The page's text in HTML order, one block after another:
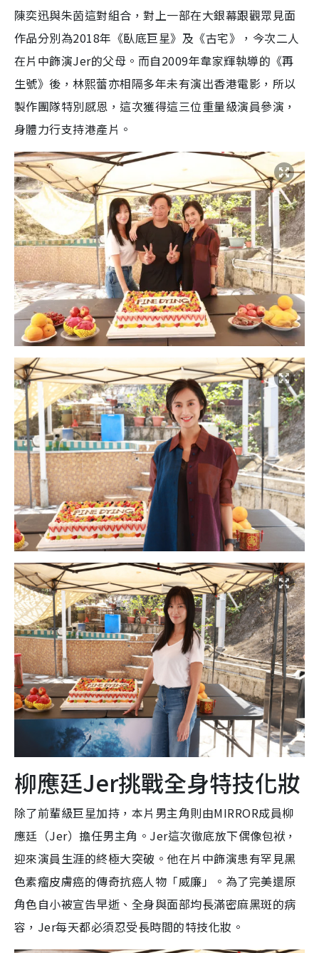
陳奕迅與朱茵這對組合，對上一部在大銀幕跟觀眾見面
作品分別為2018年《臥底巨星》及《古宅》，今次二人
在片中飾演Jer的父母。而自2009年韋家輝執導的《再
生號》後，林熙蕾亦相隔多年未有演出香港電影，所以
製作團隊特別感恩，這次獲得這三位重量級演員參演，
身體力行支持港產片。
柳應廷Jer挑戰全身特技化妝
除了前輩級巨星加持，本片男主角則由MIRROR成員柳
應廷（Jer）擔任男主角。Jer這次徹底放下偶像包袱，
迎來演員生涯的終極大突破。他在片中飾演患有罕見黑
色素瘤皮膚癌的傳奇抗癌人物「威廉」。為了完美還原
角色自小被宣告早逝、全身與面部均長滿密麻黑斑的病
容，Jer每天都必須忍受長時間的特技化妝。